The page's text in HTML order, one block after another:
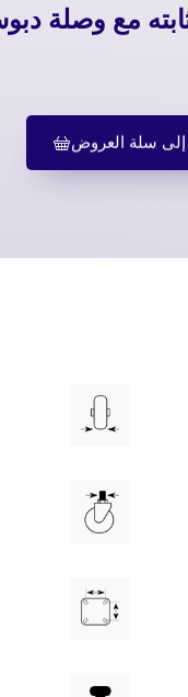
مع وصلة
إلى سلة العروض